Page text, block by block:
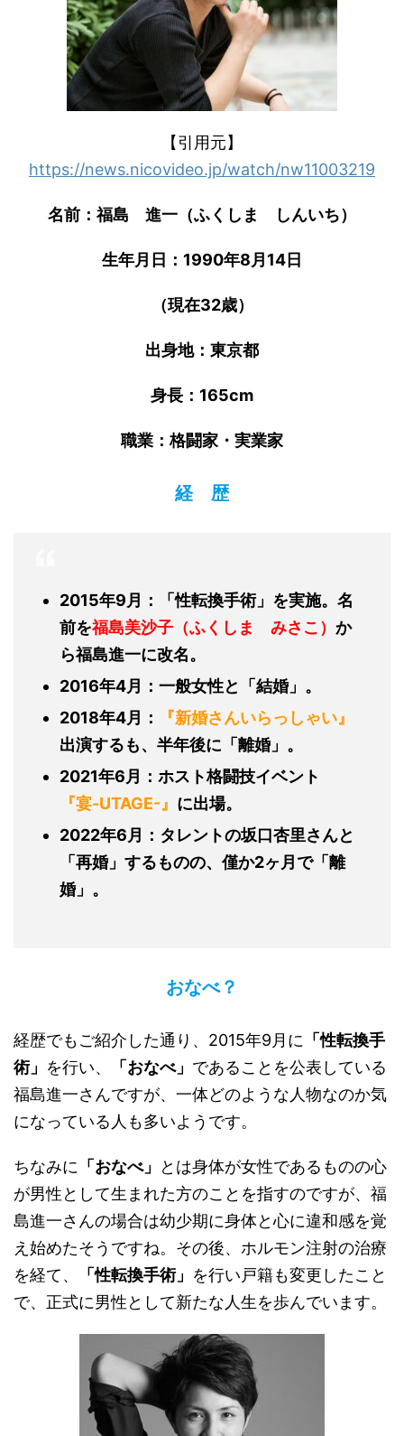
【引用元】
https://news.nicovideo.jp/watch/nw11003219
名前：福島 進一（ふくしま しんいち）
生年月日：1990年8月14日
（現在32歳）
出身地：東京都
身長：165cm
職業：格闘家・実業家
経 歴
2015年9月：「性転換手術」を実施。名
前を福島美沙子（ふくしま みさこ） か
ら福島進一に改名。
2016年4月：一般女性と「結婚」。
2018年4月：
『新婚さんいらっしゃい』
出演するも、半年後に「離婚」。
2021年6月：ホスト格闘技イベント
『宴-UTAGE-』 に出場。
2022年6月：タレントの坂口杏里さんと
「再婚」するものの、僅か2ヶ月で「離
婚」。
おなべ？
経歴でもご紹介した通り、2015年9月に 「性転換手
術」 を行い、 「おなべ」 であることを公表している
福島進一さんですが、一体どのような人物なのか気
になっている人も多いようです。
ちなみに 「おなべ」
とは身体が女性であるものの心
が男性として生まれた方のことを指すのですが、福
島進一さんの場合は幼少期に身体と心に違和感を覚
え始めたそうですね。その後、ホルモン注射の治療
を経て、
「性転換手術」 を行い戸籍も変更したこと
で、正式に男性として新たな人生を歩んでいます。